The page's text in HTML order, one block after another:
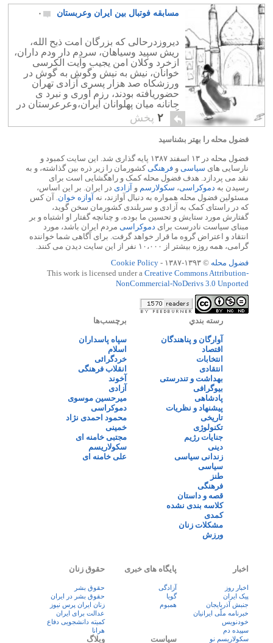
مسابقه فوتبال بین ایران وعربستان ۰
دیروزدرحالی که بزرگان امت ذبح الله،
ریش سپید وسیاهان، سردم دار ودم داران،
ازخرد وکلان امن یجیب وآیت الکرسی
خوانان، نیش به نیش وگوش به گوش در
ورزشکاه صد هزار پسری آزادی تهران
حضوریافته بودند، رزم آوری و نبرد ی
جانانه میان پهلوانان ایران،وعرعرستان در
گرفت. نخست پیش بینی می شد که پنج
بر هیچ، بازی […]
۲ پخش
فضول محله را بهتر بشناسید
فضول محله در ۱۳ اسفند ۱۳۸۷ پایه گذاری شد. این سایت کمبود و
نارسایی های سیاسی و فرهنگیکشورمان را زیر ذره بین گذاشته، و به
نقد می پردازد. هدف فضول محله کمک و راهگشایی است برای
رسیدن به دموکراسی، سکولارسم و آزادی در ایران. بر این اساس،
مسئولین فضول محله همواره به دنبال آوازند، نه آوازه خوان. آن کس
که در راستای کمک به آزادی و سربلندی کشورمان سخن گوید،
گفتارش مورد ستایش و تحسین ما بوده، و چنانچه گفتار او اشتباه و بر
مبنای سیاست نادرست برای دموکراسی مردم ایران باشد، مورد
انتقاد و اعتراض گروه ما قرار خواهد گرفت. برای آگاهی شما خواننده
گرامی، همه روزه بیشتر از ۱۰،۰۰۰ نفر از این سایت دیدن می کنند.
فضول محله © ۱۳۹۳-۱۳۸۷ -
Cookie Policy
This work is licensed under a Creative Commons Attribution-
NonCommercial-NoDerivs 3.0 Unported
رسته بندي
آوارگان و پناهندگان
اقتصاد
انتخابات
انتقادی
بهداشت و تندرستی
بیوگرافی
پادشاهی
پیشنهاد و نظریات
تاریخی
تکنولوژی
جنایات رژیم
دینی
زندانی سیاسی
سیاسی
طنز
فرهنگی
قصه و داستان
کلاسه بندی نشده
کمدی
مشکلات زنان
ورزش
برچسب‌ها
سپاه پاسداران
اسلام
خردگرائی
انقلاب فرهنگی
آخوند
آزادی
میرحسین موسوی
دموکراسی
محمود احمدی نژاد
خمینی
مجتبی خامنه ای
سکولاریسم
علی خامنه ای
اخبار
اخبار روز
پيک ايران
جنبش آذربایجان
خبرنامه ملّی ایرانیان
خودنویس
سپیده دم
سکولاریسم نو
پایگاه های خبری
آزادگی
گویا
همبوم
حقوق زنان
حقوق بشر
حقوق بشر در ایران
زنان ايران پرس نيوز
عدالت برای ایران
کمیته دانشجویی دفاع
هرانا
سیاست وبلاگ